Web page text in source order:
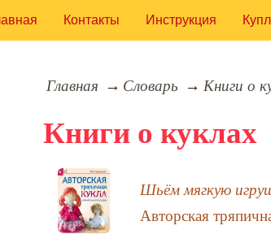
Контакты Инструкция
Главная Словарь Книги о
Книги о куклах
Шьём мягкую
Авторская